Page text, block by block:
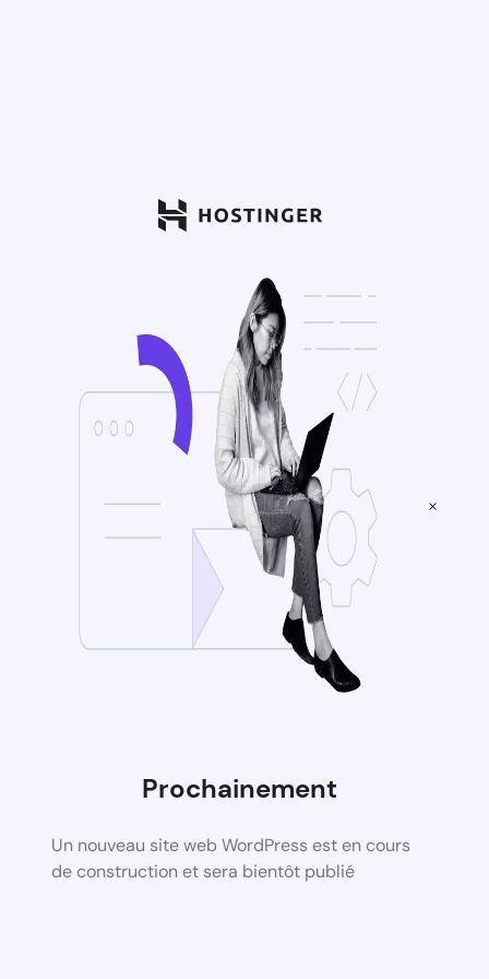
Prochainement
Un nouveau site web WordPress est en cours
de construction et sera bientôt publié
×